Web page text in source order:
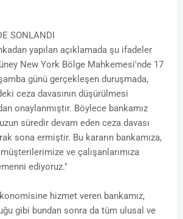
SONLANDI
yapılan açıklamada şu ifadeler
New York Bölge Mahkemesi'nde 17
günü gerçekleşen duruşmada,
ceza davasının düşürülmesi
onaylanmıştır. Böylece bankamız
süredir devam eden ceza davası
sona ermiştir. Bu kararın bankamıza,
müşterilerimize ve çalışanlarımıza
ediyoruz."
hizmet veren bankamız,
gibi bundan sonra da tüm ulusal ve